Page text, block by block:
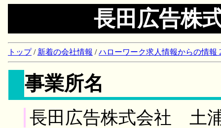
長田広告株
トップ/ 新着の会社情報 /ハローワーク求人情報からの情報
事業所名
長田広告株式会社 土